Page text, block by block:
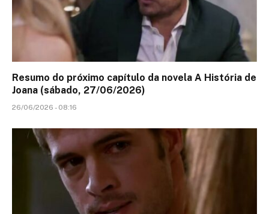
Resumo do próximo capítulo da novela A História de
Joana (sábado, 27/06/2026)
26/06/2026 - 08:16